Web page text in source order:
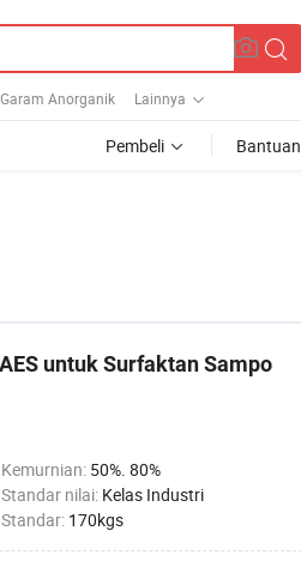
Garam Anorganik Lainnya
Pembeli Bantuan
untuk Surfaktan Sampo
Kemurnian: 50%. 80%
Standar nilai: Kelas Industri
Standar: 170kgs